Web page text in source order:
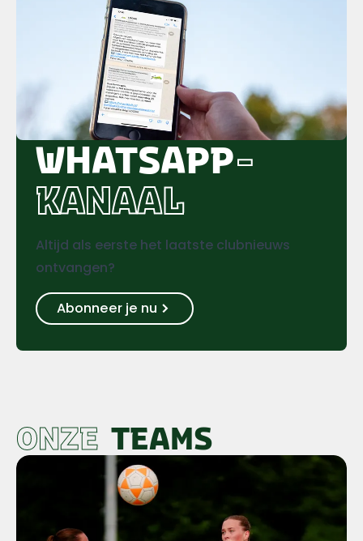
WHATSAPP-
KANAAL
Altijd als eerste het laatste clubnieuws
ontvangen?
Abonneer je nu
ONZETEAMS